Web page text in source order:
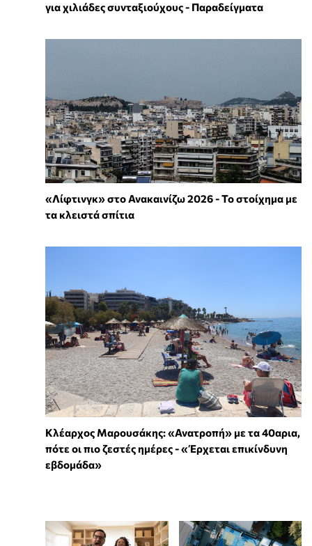
για χιλιάδες συνταξιούχους - Παραδείγματα
«Λίφτινγκ» στο Ανακαινίζω 2026 - Το στοίχημα με
τα κλειστά σπίτια
Κλέαρχος Μαρουσάκης: «Ανατροπή» με τα 40αρια,
πότε οι πιο ζεστές ημέρες - «Έρχεται επικίνδυνη
εβδομάδα»